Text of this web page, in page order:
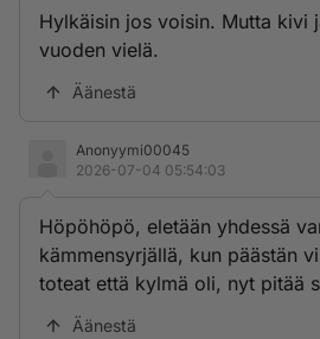
Hylkäisin jos voisin. Mutta kivi
vuoden vielä.
Äänestä
Anonyymi00045
2026-07-04 05:54:03
Höpöhöpö, eletään yhdessä
kämmensyrjällä, kun päästän
toteat että kylmä oli, nyt pitää
Äänestä